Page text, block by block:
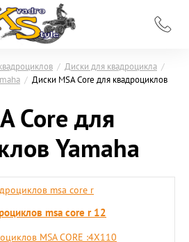
/ Диски для квадроцикла /
/ Диски MSA Core для квадроциклов
Core для
Yamaha
msa core r 12
MSA CORE :4X110